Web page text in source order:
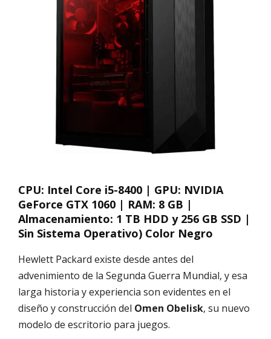
CPU: Intel Core i5-8400 | GPU: NVIDIA
GeForce GTX 1060 | RAM: 8 GB |
Almacenamiento: 1 TB HDD y 256 GB SSD |
Sin Sistema Operativo) Color Negro
Hewlett Packard existe desde antes del
advenimiento de la Segunda Guerra Mundial, y esa
larga historia y experiencia son evidentes en el
diseño y construcción del Omen Obelisk, su nuevo
modelo de escritorio para juegos.